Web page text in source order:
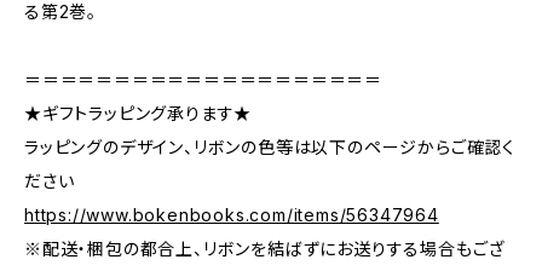
る第2巻。
＝＝＝＝＝＝＝＝＝＝＝＝＝＝＝＝＝＝＝＝
★ギフトラッピング承ります★
ラッピングのデザイン、リボンの色等は以下のページからご確認く
ださい
https://www.bokenbooks.com/items/56347964
※配送・梱包の都合上、リボンを結ばずにお送りする場合もござ